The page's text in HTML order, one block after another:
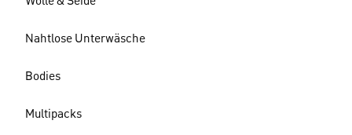
Nahtlose Unterwäsche
Bodies
Multipacks